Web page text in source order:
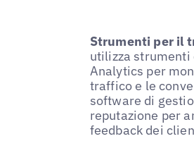
Strumenti per il
utilizza strumenti
Analytics per
traffico e le
software di
reputazione per
feedback dei